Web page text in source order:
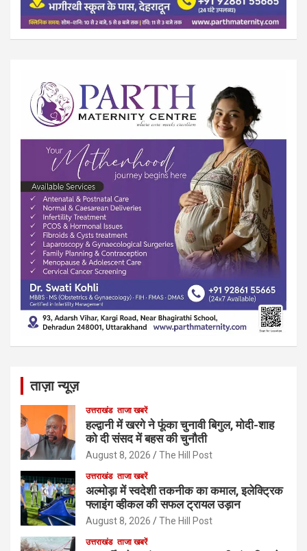
ताज़ा न्यूज़
उत्तराखंड ताजा खबरें
हल्द्वानी में खरगे ने फूंका चुनावी बिगुल, मोदी-शाह
को दी संसद में बहस की चुनौती
August 8, 2026 The Hill Post
उत्तराखंड ताजा खबरें
अल्मोड़ा में स्वदेशी तकनीक का कमाल, इलेक्ट्रिक
फ्लाइंग व्हीकल की सफल ट्रायल उड़ान
August 8, 2026 The Hill Post
उत्तराखंड ताजा खबरें